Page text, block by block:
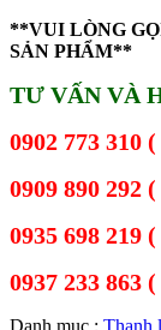
**VUI LÒNG
SẢN PHẨM**
TƯ VẤN VÀ
0902 773 310
0909 890 292
0935 698 219
0937 233 863
Danh mục : Thanh